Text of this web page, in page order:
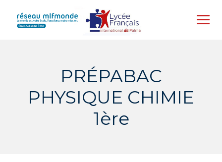
content
PRÉPABAC
PHYSIQUE CHIMIE
1ère